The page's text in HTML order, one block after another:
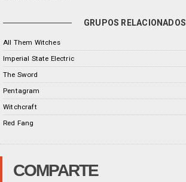
GRUPOS RELACIONADOS
All Them Witches
Imperial State Electric
The Sword
Pentagram
Witchcraft
Red Fang
COMPARTE